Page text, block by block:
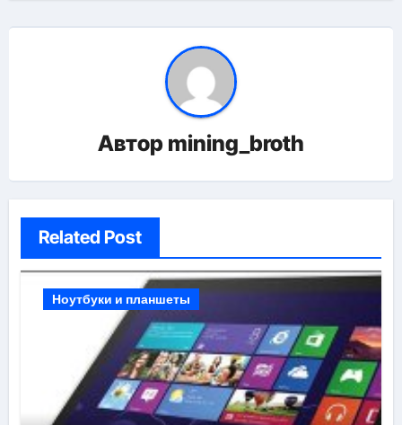
Автор mining_broth
Related Post
Ноутбуки и планшеты